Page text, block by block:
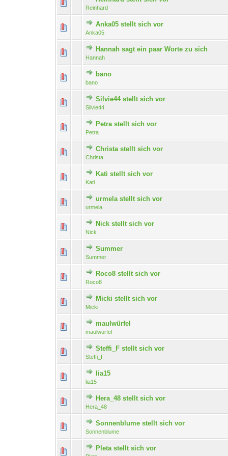
Reinhard
Anka05 stellt sich vor
Anka05
Hannah sagt ein paar Worte zu sich
Hannah
bano
bano
Silvie44 stellt sich vor
Silvie44
Petra stellt sich vor
Petra
Christa stellt sich vor
Christa
Kati stellt sich vor
Kati
urmela stellt sich vor
urmela
Nick stellt sich vor
Nick
Summer
Summer
Roco8 stellt sich vor
Roco8
Micki stellt sich vor
Micki
maulwürfel
maulwürfel
Steffi_F stellt sich vor
Steffi_F
lia15
lia15
Hera_48 stellt sich vor
Hera_48
Sonnenblume stellt sich vor
Sonnenblume
Pleta stellt sich vor